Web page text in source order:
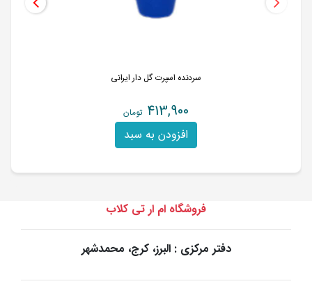
سردنده اسپرت گل دار ایرانی
413,900 تومان
افزودن به سبد
فروشگاه ام ار تی کلاب
دفتر مرکزی : البرز، کرج، محمدشهر